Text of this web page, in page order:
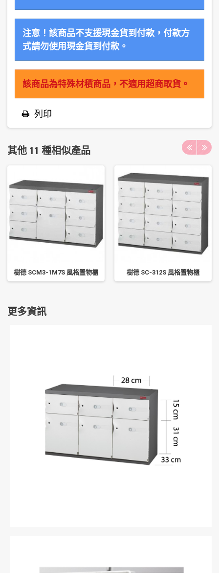
注意！該商品不支援現金貨到付款，付款方
式請勿使用現金貨到付款。
該商品為特殊材積商品，不適用超商取貨。
列印
其他 11 種相似產品
樹德 SCM3-1M7S 風格置物櫃 樹德 SC-312S 風格置物櫃
更多資訊